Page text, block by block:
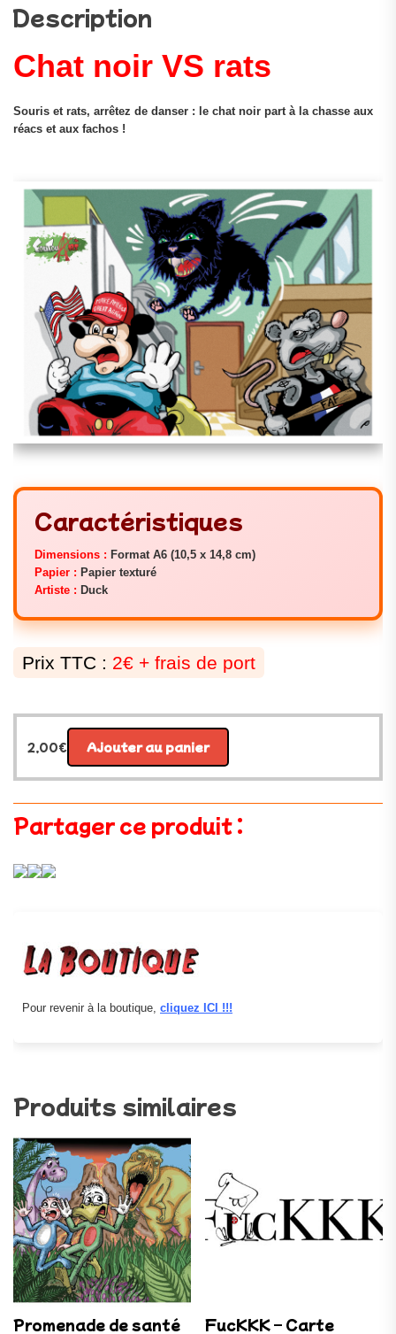
Description
Chat noir VS rats
Souris et rats, arrêtez de danser : le chat noir part à la chasse aux
réacs et aux fachos !
Caractéristiques
Dimensions : Format A6 (10,5 x 14,8 cm)
Papier : Papier texturé
Artiste : Duck
Prix TTC : 2€ + frais de port
2,00€ Ajouter au panier
Partager ce produit :
Pour revenir à la boutique, cliquez ICI !!!
Produits similaires
Promenade de santé FucKKK – Carte